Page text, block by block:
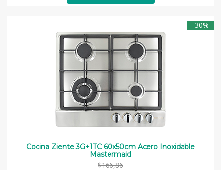
-30%
Cocina Ziente 3G+1TC 60x50cm Acero Inoxidable
Mastermaid
$166,86